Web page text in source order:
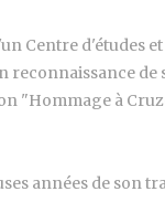
Centre d'études
reconnaissance
"Hommage à
années de son